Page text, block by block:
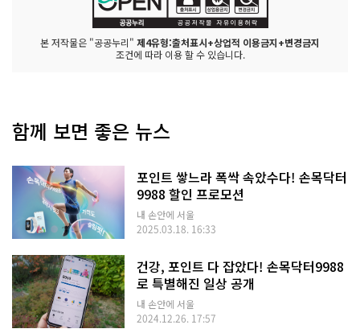
본 저작물은 "공공누리" 제4유형:출처표시+상업적 이용금지+변경금지
조건에 따라 이용 할 수 있습니다.
함께 보면 좋은 뉴스
포인트 쌓느라 폭싹 속았수다! 손목닥터
9988 할인 프로모션
내 손안에 서울
2025.03.18. 16:33
건강, 포인트 다 잡았다! 손목닥터9988
로 특별해진 일상 공개
내 손안에 서울
2024.12.26. 17:57